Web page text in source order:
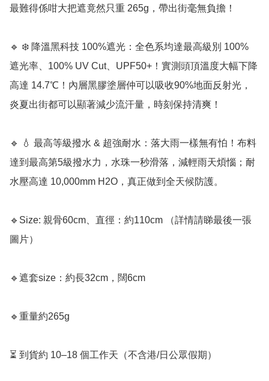
最難得係咁大把遮竟然只重 265g，帶出街毫無負擔！
🔹 ❄️ 降溫黑科技 100%遮光：全色系均達最高級別 100%
遮光率、100% UV Cut、UPF50+！實測頭頂溫度大幅下降
高達 14.7℃！內層黑膠塗層仲可以吸收90%地面反射光，
炎夏出街都可以顯著減少流汗量，時刻保持清爽！
🔹 💧 最高等級撥水 & 超強耐水：落大雨一樣無有怕！布料
達到最高第5級撥水力，水珠一秒滑落，減輕雨天煩惱；耐
水壓高達 10,000mm H2O，真正做到全天候防護。
🔹Size: 親骨60cm、直徑：約110cm （詳情請睇最後一張
圖片）
🔹遮套size：約長32cm，闊6cm
🔹重量約265g
⏳ 到貨約 10–18 個工作天（不含港/日公眾假期）